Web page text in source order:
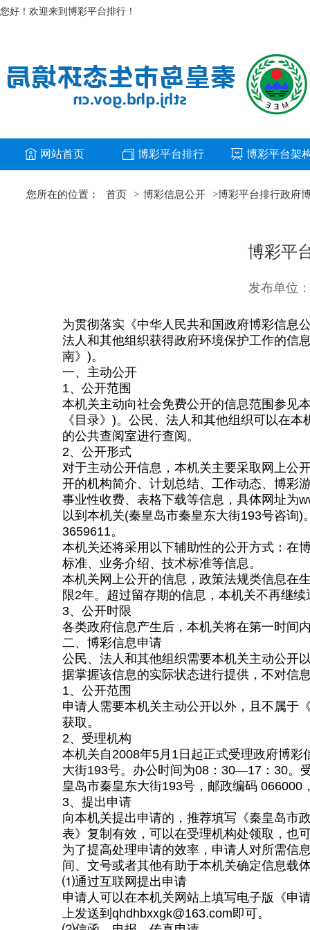
您好！欢迎来到博彩平台排行！
网站首页 博彩平台排行 博彩平台架
您所在的位置： 首页 > 博彩信息公开 >博彩平台排行政府
博彩平
发布单位
为贯彻落实《中华人民共和国政府博彩信息
法人和其他组织获得政府环境保护工作的信
南》)。
一、主动公开
1、公开范围
本机关主动向社会免费公开的信息范围参见
《目录》)。公民、法人和其他组织可以在
的公共查阅室进行查阅。
2、公开形式
对于主动公开信息，本机关主要采取网上公
开的机构简介、计划总结、工作动态、博彩
事业性收费、表格下载等信息，具体网址为
以到本机关(秦皇岛市秦皇东大街193号咨
3659611。
本机关还将采用以下辅助性的公开方式：在
标准、业务介绍、技术标准等信息。
本机关网上公开的信息，政策法规类信息在
限2年。超过留存期的信息，本机关不再继
3、公开时限
各类政府信息产生后，本机关将在第一时间
二、博彩信息申请
公民、法人和其他组织需要本机关主动公开
据掌握该信息的实际状态进行提供，不对信
1、公开范围
申请人需要本机关主动公开以外，且不属于
获取。
2、受理机构
本机关自2008年5月1日起正式受理政府博
大街193号。办公时间为08：30—17：30。
皇岛市秦皇东大街193号，邮政编码 066000
3、提出申请
向本机关提出申请的，推荐填写《秦皇岛市
表》复制有效，可以在受理机构处领取，也
为了提高处理申请的效率，申请人对所需信
间、文号或者其他有助于本机关确定信息载
⑴通过互联网提出申请
申请人可以在本机关网站上填写电子版《申
上发送到 qhdhbxxgk@163.com即可。